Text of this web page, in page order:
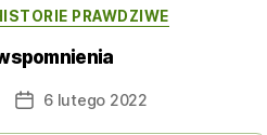
CategoriesPRAWDZIWE
Post6 lutego 2022